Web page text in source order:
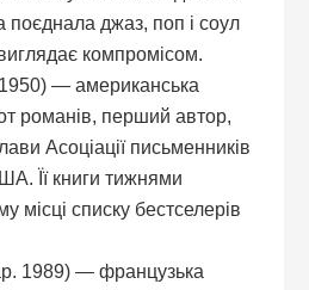
поєднала джаз, поп і соул
компромісом.
— американська
романів, перший автор,
Асоціації письменників
Її книги тижнями
місці списку бестселерів
1989) — французька